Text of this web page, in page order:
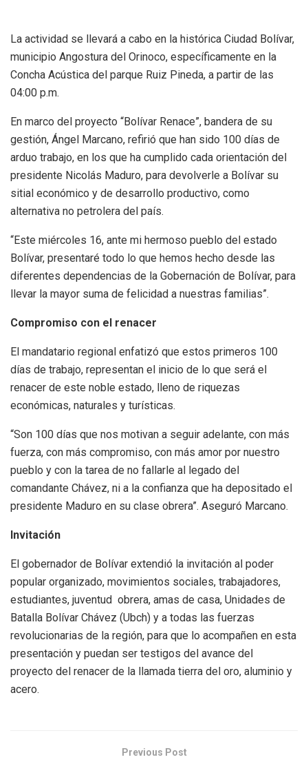
La actividad se llevará a cabo en la histórica Ciudad Bolívar,
municipio Angostura del Orinoco, específicamente en la
Concha Acústica del parque Ruiz Pineda, a partir de las
04:00 p.m.
En marco del proyecto “Bolívar Renace”, bandera de su
gestión, Ángel Marcano, refirió que han sido 100 días de
arduo trabajo, en los que ha cumplido cada orientación del
presidente Nicolás Maduro, para devolverle a Bolívar su
sitial económico y de desarrollo productivo, como
alternativa no petrolera del país.
“Este miércoles 16, ante mi hermoso pueblo del estado
Bolívar, presentaré todo lo que hemos hecho desde las
diferentes dependencias de la Gobernación de Bolívar, para
llevar la mayor suma de felicidad a nuestras familias”.
Compromiso con el renacer
El mandatario regional enfatizó que estos primeros 100
días de trabajo, representan el inicio de lo que será el
renacer de este noble estado, lleno de riquezas
económicas, naturales y turísticas.
“Son 100 días que nos motivan a seguir adelante, con más
fuerza, con más compromiso, con más amor por nuestro
pueblo y con la tarea de no fallarle al legado del
comandante Chávez, ni a la confianza que ha depositado el
presidente Maduro en su clase obrera”. Aseguró Marcano.
Invitación
El gobernador de Bolívar extendió la invitación al poder
popular organizado, movimientos sociales, trabajadores,
estudiantes, juventud obrera, amas de casa, Unidades de
Batalla Bolívar Chávez (Ubch) y a todas las fuerzas
revolucionarias de la región, para que lo acompañen en esta
presentación y puedan ser testigos del avance del
proyecto del renacer de la llamada tierra del oro, aluminio y
acero.
Previous Post